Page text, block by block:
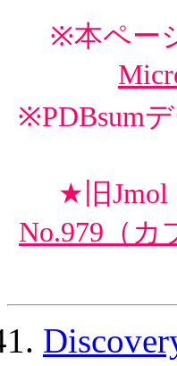
※本ペー
※PDBsum
★旧
No.979（